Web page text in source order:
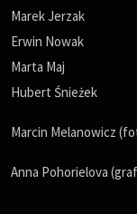
Marek Jerzak
Erwin Nowak
Marta Maj
Hubert Śnieżek
Marcin Melanowicz
Anna Pohorielova